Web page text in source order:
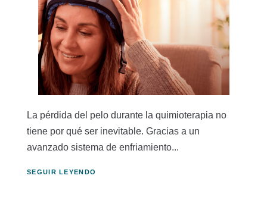
La pérdida del pelo durante la quimioterapia no
tiene por qué ser inevitable. Gracias a un
avanzado sistema de enfriamiento...
SEGUIR LEYENDO